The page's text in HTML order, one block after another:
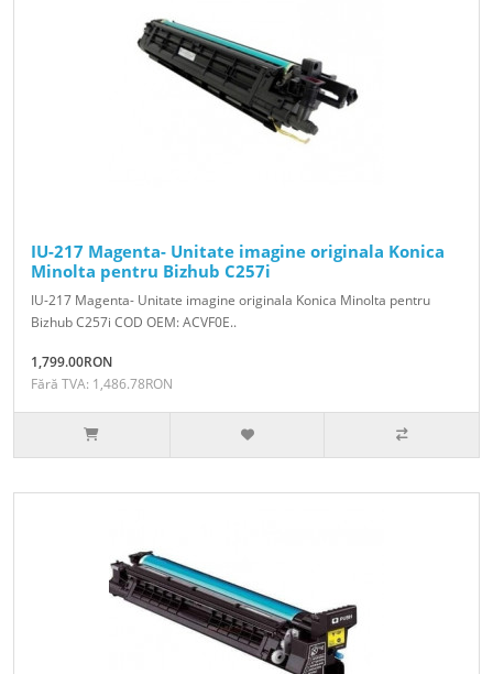
IU-217 Magenta- Unitate imagine originala Konica
Minolta pentru Bizhub C257i
IU-217 Magenta- Unitate imagine originala Konica Minolta pentru
Bizhub C257i COD OEM: ACVF0E..
1,799.00RON
Fără TVA: 1,486.78RON